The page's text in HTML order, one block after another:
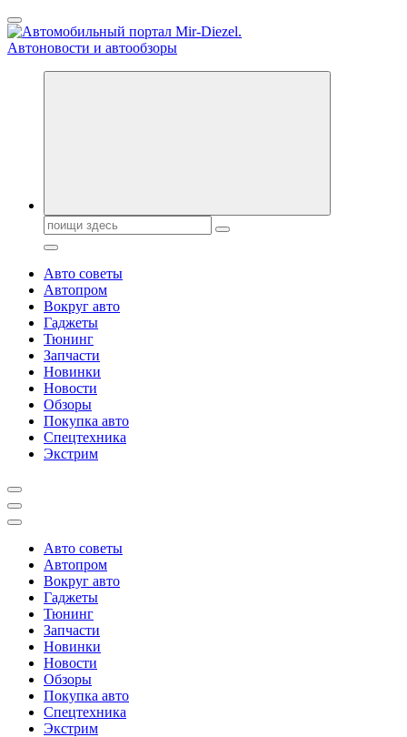
Перейти
к
содержанию
Справочник автомобилиста. Обзор новинок популярных
Поиск:
Авто советы
Автопром
Вокруг авто
Гаджеты
Тюнинг
Запчасти
Новинки
Новости
Обзоры
Покупка авто
Спецтехника
Экстрим
Авто советы
Автопром
Вокруг авто
Гаджеты
Тюнинг
Запчасти
Новинки
Новости
Обзоры
Покупка авто
Спецтехника
Экстрим